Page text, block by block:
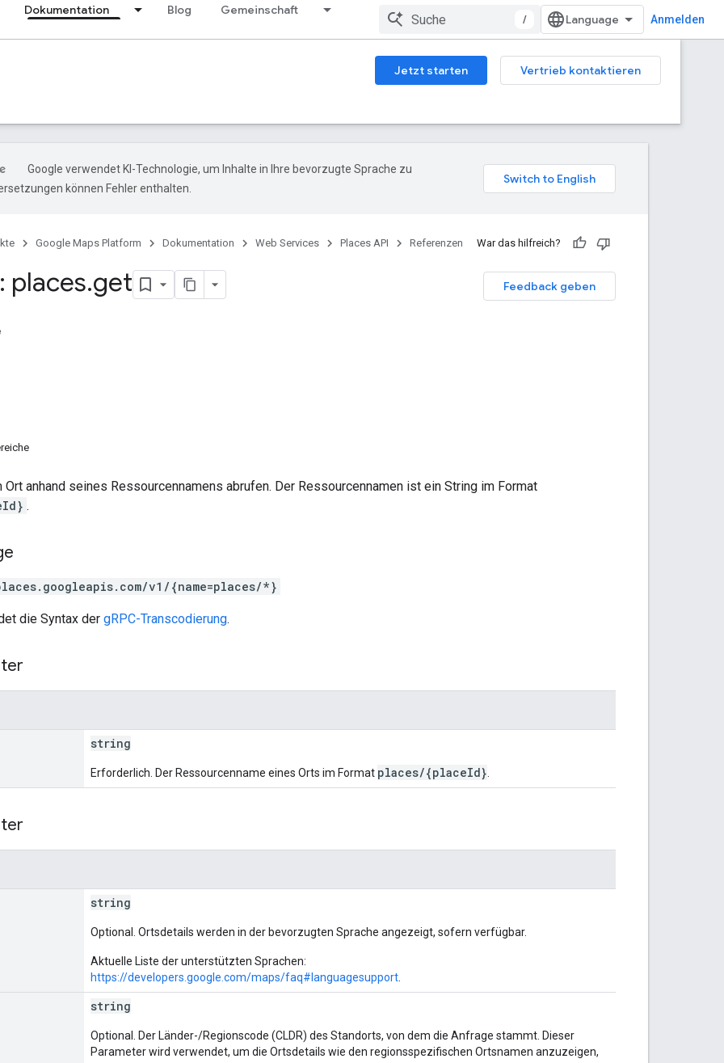
Dokumentation Blog Gemeinschaft
/ Anmelden
Jetzt starten
Vertrieb kontaktieren
Google verwendet KI-Technologie, um Inhalte in Ihre bevorzugte Sprache zu
können Fehler enthalten.
Google Maps Platform Dokumentation Web Services Places API Referenzen War das hilfreich?
Feedback geben
places.get
Ort anhand seines Ressourcennamens abrufen. Der Ressourcennamen ist ein String im Format
.
v1/{name=places/*}
die Syntax der gRPC-Transcodierung.
string
Erforderlich. Der Ressourcenname eines Orts im Format places/{placeId}
string
Optional. Ortsdetails werden in der bevorzugten Sprache angezeigt, sofern verfügbar.
Aktuelle Liste der unterstützten Sprachen:
https://developers.google.com/maps/faq#languagesupport
string
Optional. Der Länder-/Regionscode (CLDR) des Standorts, von dem die Anfrage stammt. Dieser
Parameter wird verwendet, um die Ortsdetails wie den regionsspezifischen Ortsnamen anzuzeigen,